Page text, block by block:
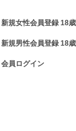
新規女性会員登録 18
新規男性会員登録 18
会員ログイン